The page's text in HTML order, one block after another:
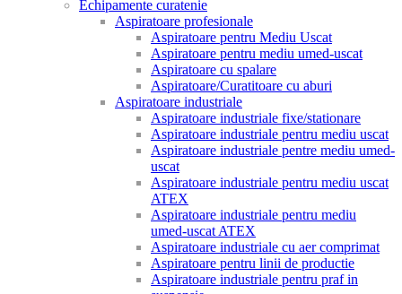
Echipamente curatenie
Aspiratoare profesionale
Aspiratoare pentru Mediu Uscat
Aspiratoare pentru mediu umed-uscat
Aspiratoare cu spalare
Aspiratoare/Curatitoare cu aburi
Aspiratoare industriale
Aspiratoare industriale fixe/stationare
Aspiratoare industriale pentru mediu uscat
Aspiratoare industriale pentre mediu umed-
uscat
Aspiratoare industriale pentru mediu uscat
ATEX
Aspiratoare industriale pentru mediu
umed-uscat ATEX
Aspiratoare industriale cu aer comprimat
Aspiratoare pentru linii de productie
Aspiratoare industriale pentru praf in